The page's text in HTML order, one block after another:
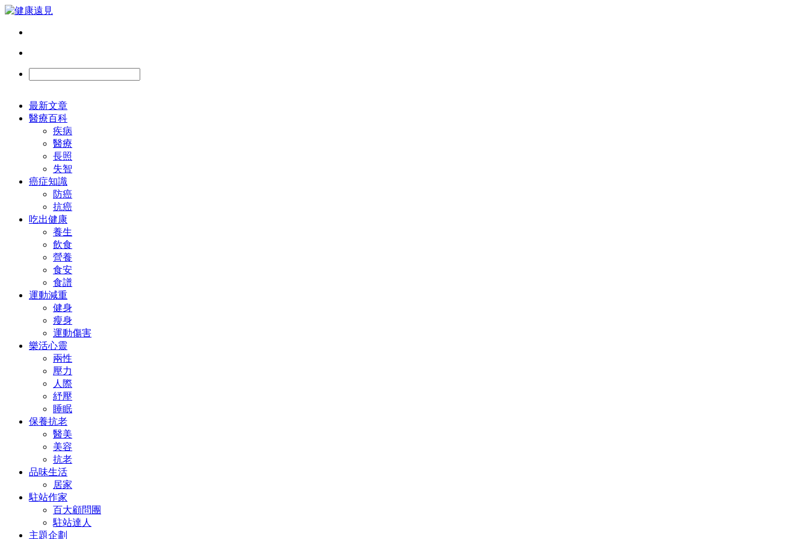
最新文章
醫療百科
疾病
醫療
長照
失智
癌症知識
防癌
抗癌
吃出健康
養生
飲食
營養
食安
食譜
運動減重
健身
瘦身
運動傷害
樂活心靈
兩性
壓力
人際
紓壓
睡眠
保養抗老
醫美
美容
抗老
品味生活
居家
駐站作家
百大顧問團
駐站達人
主題企劃